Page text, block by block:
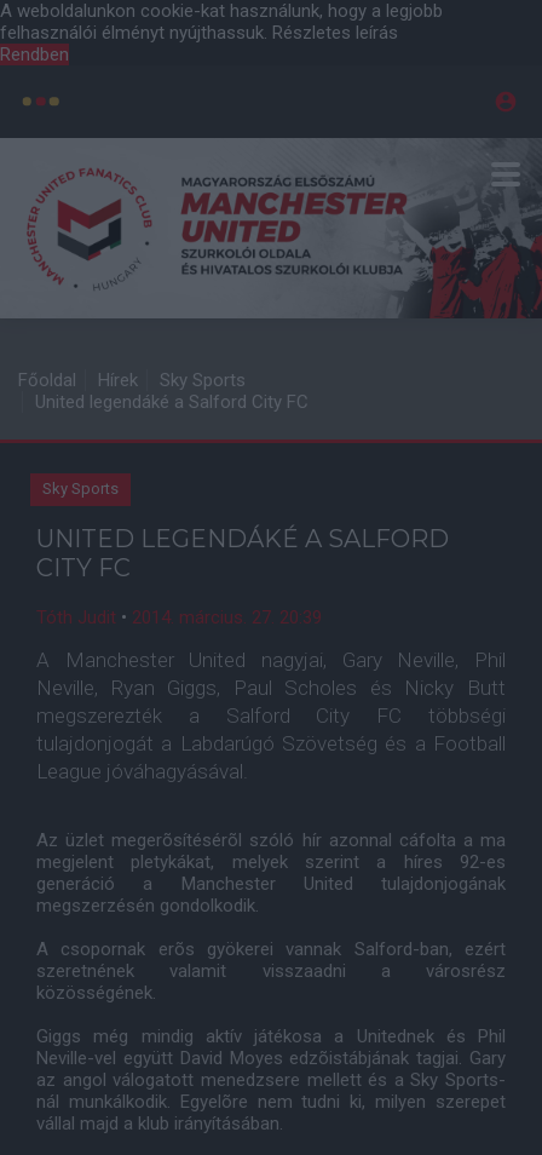
A weboldalunkon cookie-kat használunk, hogy a legjobb
felhasználói élményt nyújthassuk. Részletes leírás
Rendben
Főoldal Hírek
Sky Sports
United legendáké a Salford City FC
Sky Sports
UNITED LEGENDÁKÉ A SALFORD
CITY FC
Tóth Judit • 2014. március. 27. 20:39
A Manchester United nagyjai, Gary Neville, Phil
Neville, Ryan Giggs, Paul Scholes és Nicky Butt
megszerezték a Salford City FC többségi
tulajdonjogát a Labdarúgó Szövetség és a Football
League jóváhagyásával.
Az üzlet megerõsítésérõl szóló hír azonnal cáfolta a ma
megjelent pletykákat, melyek szerint a híres 92-es
generáció a Manchester United tulajdonjogának
megszerzésén gondolkodik.
A csopornak erõs gyökerei vannak Salford-ban, ezért
szeretnének valamit visszaadni a városrész
közösségének.
Giggs még mindig aktív játékosa a Unitednek és Phil
Neville-vel együtt David Moyes edzõistábjának tagjai. Gary
az angol válogatott menedzsere mellett és a Sky Sports-
nál munkálkodik. Egyelõre nem tudni ki, milyen szerepet
vállal majd a klub irányításában.